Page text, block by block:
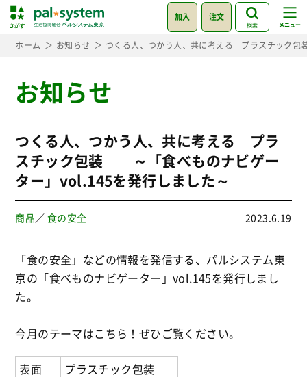
加入 注文
検索
ホーム お知らせ つくる人、つかう人、共に考える プラスチック
お知らせ
つくる人、つかう人、共に考える プラ
スチック包装 ～「食べものナビゲー
ター」vol.145を発行しました～
商品／食の安全 2023.6.19
「食の安全」などの情報を発信する、パルシステム東
京の「食べものナビゲーター」vol.145を発行しまし
た。
今月のテーマはこちら！ぜひご覧ください。
表面
プラスチック包装